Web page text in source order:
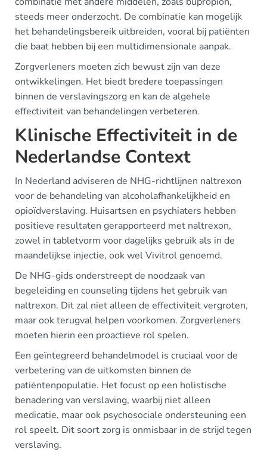
steeds meer onderzocht. De combinatie kan mogelijk
het behandelingsbereik uitbreiden, vooral bij patiënten
die baat hebben bij een multidimensionale aanpak.
Zorgverleners moeten zich bewust zijn van deze
ontwikkelingen. Het biedt bredere toepassingen
binnen de verslavingszorg en kan de algehele
effectiviteit van behandelingen verbeteren.
Klinische Effectiviteit in de
Nederlandse Context
In Nederland adviseren de NHG-richtlijnen naltrexon
voor de behandeling van alcoholafhankelijkheid en
opioïdverslaving. Huisartsen en psychiaters hebben
positieve resultaten gerapporteerd met naltrexon,
zowel in tabletvorm voor dagelijks gebruik als in de
maandelijkse injectie, ook wel Vivitrol genoemd.
De NHG-gids onderstreept de noodzaak van
begeleiding en counseling tijdens het gebruik van
naltrexon. Dit zal niet alleen de effectiviteit vergroten,
maar ook terugval helpen voorkomen. Zorgverleners
moeten hierin een proactieve rol spelen.
Een geïntegreerd behandelmodel is cruciaal voor de
verbetering van de uitkomsten binnen de
patiëntenpopulatie. Het focust op een holistische
benadering van verslaving, waarbij niet alleen
medicatie, maar ook psychosociale ondersteuning een
rol speelt. Dit soort zorg is onmisbaar in de strijd tegen
verslaving.